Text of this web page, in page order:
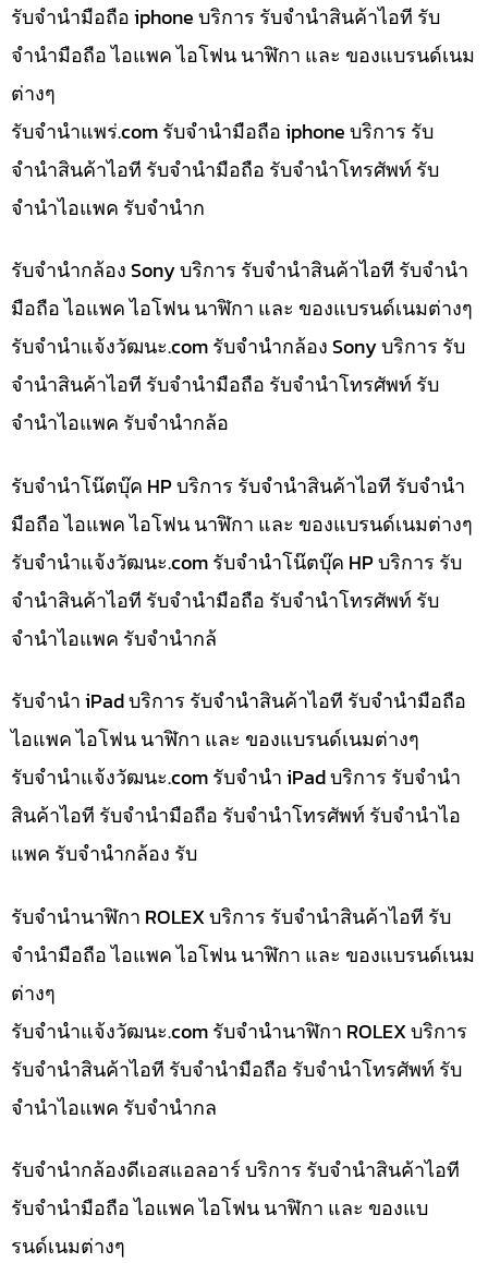
รับจำนำมือถือ iphone บริการ รับจำนำสินค้าไอที รับ
จำนำมือถือ ไอแพค ไอโฟน นาฬิกา และ ของแบรนด์เนม
ต่างๆ
รับจํานําแพร่.com รับจำนำมือถือ iphone บริการ รับ
จำนำสินค้าไอที รับจำนำมือถือ รับจำนำโทรศัพท์ รับ
จำนำไอแพค รับจำนำก
รับจำนำกล้อง Sony บริการ รับจำนำสินค้าไอที รับจำนำ
มือถือ ไอแพค ไอโฟน นาฬิกา และ ของแบรนด์เนมต่างๆ
รับจํานําแจ้งวัฒนะ.com รับจำนำกล้อง Sony บริการ รับ
จำนำสินค้าไอที รับจำนำมือถือ รับจำนำโทรศัพท์ รับ
จำนำไอแพค รับจำนำกล้อ
รับจำนำโน๊ตบุ๊ค HP บริการ รับจำนำสินค้าไอที รับจำนำ
มือถือ ไอแพค ไอโฟน นาฬิกา และ ของแบรนด์เนมต่างๆ
รับจํานําแจ้งวัฒนะ.com รับจำนำโน๊ตบุ๊ค HP บริการ รับ
จำนำสินค้าไอที รับจำนำมือถือ รับจำนำโทรศัพท์ รับ
จำนำไอแพค รับจำนำกล้
รับจำนำ iPad บริการ รับจำนำสินค้าไอที รับจำนำมือถือ
ไอแพค ไอโฟน นาฬิกา และ ของแบรนด์เนมต่างๆ
รับจํานําแจ้งวัฒนะ.com รับจำนำ iPad บริการ รับจำนำ
สินค้าไอที รับจำนำมือถือ รับจำนำโทรศัพท์ รับจำนำไอ
แพค รับจำนำกล้อง รับ
รับจำนำนาฬิกา ROLEX บริการ รับจำนำสินค้าไอที รับ
จำนำมือถือ ไอแพค ไอโฟน นาฬิกา และ ของแบรนด์เนม
ต่างๆ
รับจํานําแจ้งวัฒนะ.com รับจำนำนาฬิกา ROLEX บริการ
รับจำนำสินค้าไอที รับจำนำมือถือ รับจำนำโทรศัพท์ รับ
จำนำไอแพค รับจำนำกล
รับจำนำกล้องดีเอสแอลอาร์ บริการ รับจำนำสินค้าไอที
รับจำนำมือถือ ไอแพค ไอโฟน นาฬิกา และ ของแบ
รนด์เนมต่างๆ